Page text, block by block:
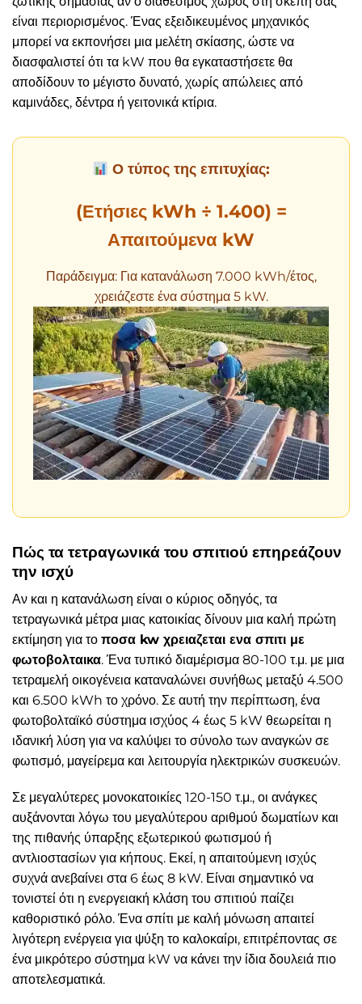
είναι περιορισμένος. Ένας εξειδικευμένος μηχανικός
μπορεί να εκπονήσει μια μελέτη σκίασης, ώστε να
διασφαλιστεί ότι τα kW που θα εγκαταστήσετε θα
αποδίδουν το μέγιστο δυνατό, χωρίς απώλειες από
καμινάδες, δέντρα ή γειτονικά κτίρια.
Ο τύπος της επιτυχίας:
(Ετήσιες kWh ÷ 1.400) =
Απαιτούμενα kW
Παράδειγμα: Για κατανάλωση 7.000 kWh/έτος,
χρειάζεστε ένα σύστημα 5 kW.
Πώς τα τετραγωνικά του σπιτιού επηρεάζουν
την ισχύ
Αν και η κατανάλωση είναι ο κύριος οδηγός, τα
τετραγωνικά μέτρα μιας κατοικίας δίνουν μια καλή πρώτη
εκτίμηση για το ποσα kw χρειαζεται ενα σπιτι με
φωτοβολταικα. Ένα τυπικό διαμέρισμα 80-100 τ.μ. με μια
τετραμελή οικογένεια καταναλώνει συνήθως μεταξύ 4.500
και 6.500 kWh το χρόνο. Σε αυτή την περίπτωση, ένα
φωτοβολταϊκό σύστημα ισχύος 4 έως 5 kW θεωρείται η
ιδανική λύση για να καλύψει το σύνολο των αναγκών σε
φωτισμό, μαγείρεμα και λειτουργία ηλεκτρικών συσκευών.
Σε μεγαλύτερες μονοκατοικίες 120-150 τ.μ., οι ανάγκες
αυξάνονται λόγω του μεγαλύτερου αριθμού δωματίων και
της πιθανής ύπαρξης εξωτερικού φωτισμού ή
αντλιοστασίων για κήπους. Εκεί, η απαιτούμενη ισχύς
συχνά ανεβαίνει στα 6 έως 8 kW. Είναι σημαντικό να
τονιστεί ότι η ενεργειακή κλάση του σπιτιού παίζει
καθοριστικό ρόλο. Ένα σπίτι με καλή μόνωση απαιτεί
λιγότερη ενέργεια για ψύξη το καλοκαίρι, επιτρέποντας σε
ένα μικρότερο σύστημα kW να κάνει την ίδια δουλειά πιο
αποτελεσματικά.